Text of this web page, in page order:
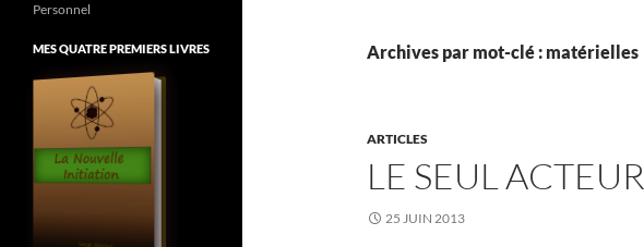
Archives par mot-clé : matérielles
ARTICLES
LE SEUL ACTEUR
25 JUIN 2013
Personnel
MES QUATRE PREMIERS LIVRES